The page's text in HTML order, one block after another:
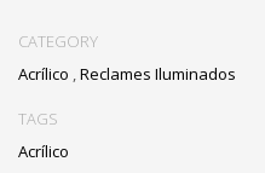
CATEGORY
Acrílico ,Reclames Iluminados
TAGS
Acrílico